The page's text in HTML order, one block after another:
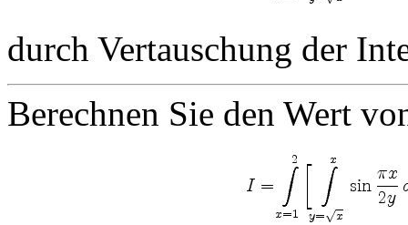
durch Vertauschung der
Berechnen Sie den Wert